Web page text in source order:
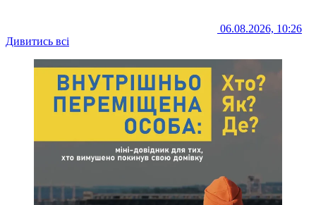
06.08.2026, 10:26
Дивитись всі